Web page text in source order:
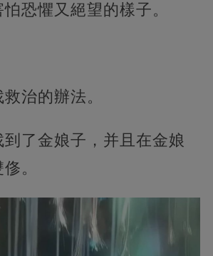
恐懼又絕望的樣子。
治的辦法。
了金娘子，并且在金娘
。